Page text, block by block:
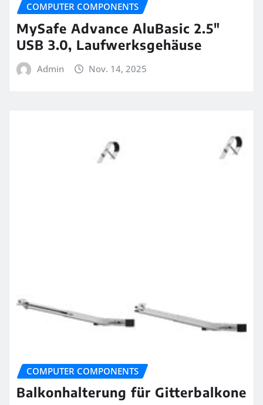
COMPUTER COMPONENTS
MySafe Advance AluBasic 2.5″
USB 3.0, Laufwerksgehäuse
Admin Nov. 14, 2025
COMPUTER COMPONENTS
Balkonhalterung für Gitterbalkone